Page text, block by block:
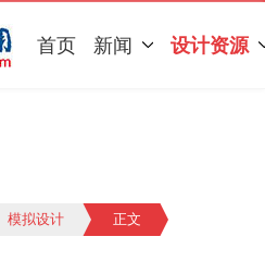
首页 新闻 设计资源
模拟设计 正文